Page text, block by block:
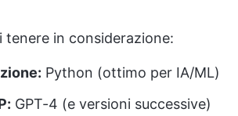
tenere in considerazione:
Python (ottimo per IA/ML)
GPT-4 (e versioni successive)